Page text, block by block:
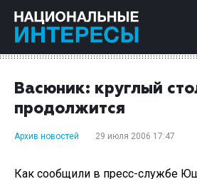
Васюник: круглый
продолжится
Архив новостей 29 июля 2006 17:47
Как сообщили в пресс-службе